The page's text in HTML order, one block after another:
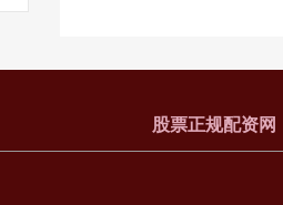
股票正规配资网